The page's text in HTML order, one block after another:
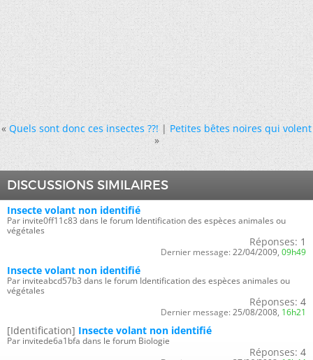
« Quels sont donc ces insectes ??!|Petites bêtes noires qui volent
»
DISCUSSIONS SIMILAIRES
Insecte volant non identifié
Par invite0ff11c83 dans le forum Identification des espèces animales ou
végétales
Réponses: 1
Dernier message: 22/04/2009, 09h49
Insecte volant non identifié
Par inviteabcd57b3 dans le forum Identification des espèces animales ou
végétales
Réponses: 4
Dernier message: 25/08/2008, 16h21
[Identification] Insecte volant non identifié
Par invitede6a1bfa dans le forum Biologie
Réponses: 4